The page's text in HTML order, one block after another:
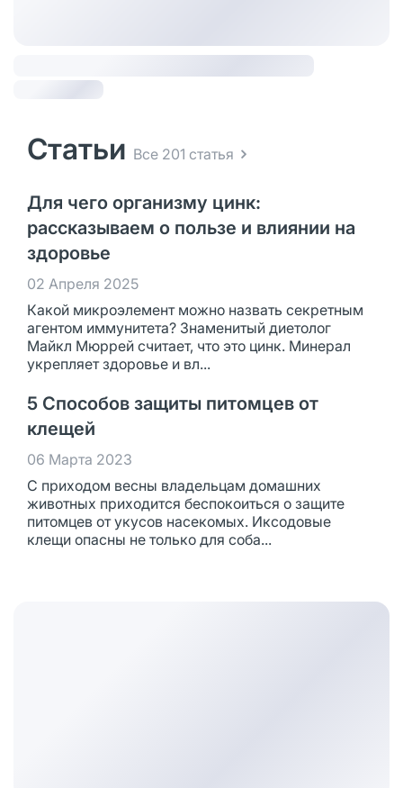
Статьи Все 201 статья
Для чего организму цинк:
рассказываем о пользе и влиянии на
здоровье
02 Апреля 2025
Какой микроэлемент можно назвать секретным
агентом иммунитета? Знаменитый диетолог
Майкл Мюррей считает, что это цинк. Минерал
укрепляет здоровье и вл...
5 Способов защиты питомцев от
клещей
06 Марта 2023
С приходом весны владельцам домашних
животных приходится беспокоиться о защите
питомцев от укусов насекомых. Иксодовые
клещи опасны не только для соба...